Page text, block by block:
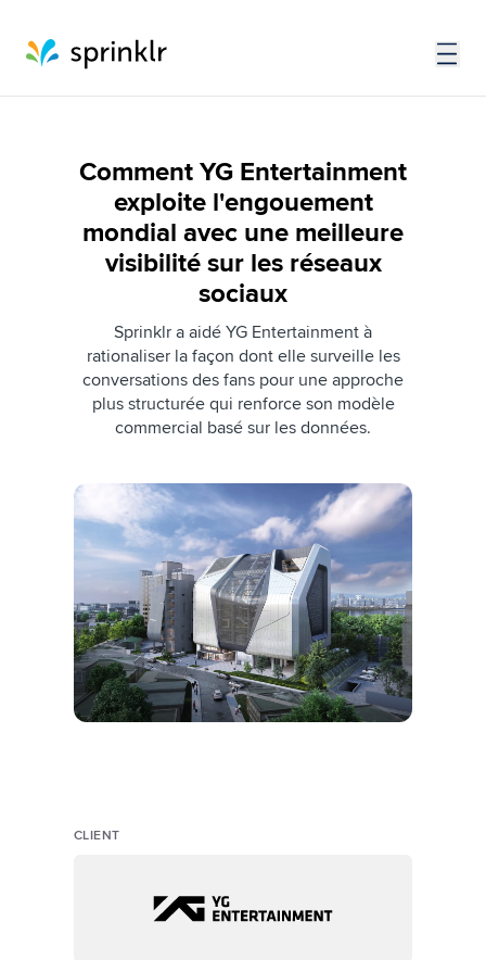
Comment YG Entertainment
exploite l'engouement
mondial avec une meilleure
visibilité sur les réseaux
sociaux
Sprinklr a aidé YG Entertainment à
rationaliser la façon dont elle surveille les
conversations des fans pour une approche
plus structurée qui renforce son modèle
commercial basé sur les données.
CLIENT